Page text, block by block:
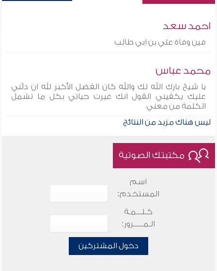
احمد سعد
فين وفاة علي بن ابي طالب
محمد عباس
يا شيخ بارك الله لك والله كان الفضل الأكبر لله ان دلّني
عليك يكفيني القول انك غيرت حياتي بكل ما تشمل
الكلمة من معني
ليس هناك مزيد من النتائج
مكتبتك الصوتية
اسم
المستخدم:
كـلـــمـة
الـمـــــرور:
دخول المشتركين